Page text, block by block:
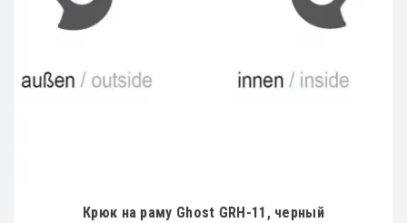
Крюк на раму Ghost GRH-11, черный